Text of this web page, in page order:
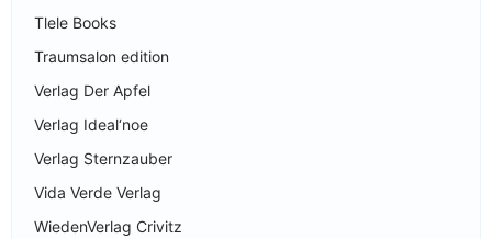
Tlele Books
Traumsalon edition
Verlag Der Apfel
Verlag Ideal‘noe
Verlag Sternzauber
Vida Verde Verlag
WiedenVerlag Crivitz